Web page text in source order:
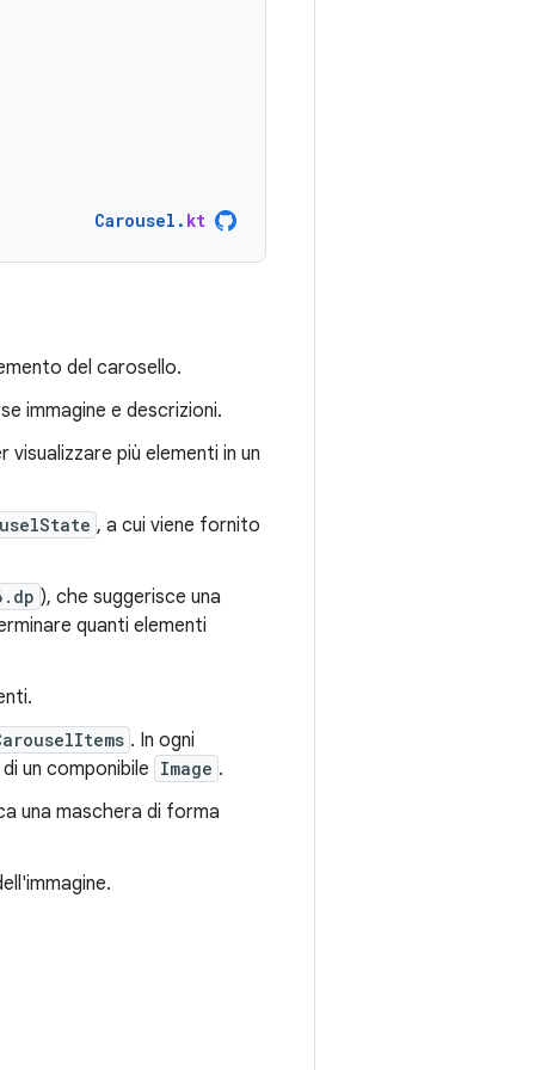
Carousel . kt
del carosello.
immagine e descrizioni.
più elementi in un
, a cui viene fornito
), che suggerisce una
quanti elementi
. In ogni
un componibile Image .
una maschera di forma